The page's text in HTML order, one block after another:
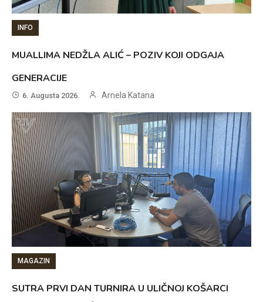
INFO
MUALLIMA NEDŽLA ALIĆ – POZIV KOJI ODGAJA
GENERACIJE
6. Augusta 2026. Arnela Katana
MAGAZIN
SUTRA PRVI DAN TURNIRA U ULIČNOJ KOŠARCI